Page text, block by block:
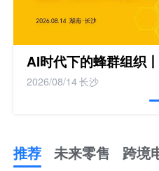
AI时代下的蜂群组织
2026/08/14长沙
推荐 未来零售 跨境